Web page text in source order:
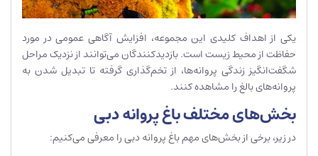
یکی از اهداف کلیدی این مجموعه، افزایش آگاهی عمومی در مورد
حفاظت از محیط زیست است. بازدیدکنندگان می‌توانند از نزدیک مراحل
شگفت‌انگیز زندگی پروانه‌ها، از تخم‌گذاری گرفته تا تبدیل شدن به
پروانه‌های بالغ را مشاهده کنند.
بخش‌های مختلف باغ پروانه دبی
در زیر، برخی از بخش‌های مهم باغ پروانه دبی را معرفی می‌کنیم: